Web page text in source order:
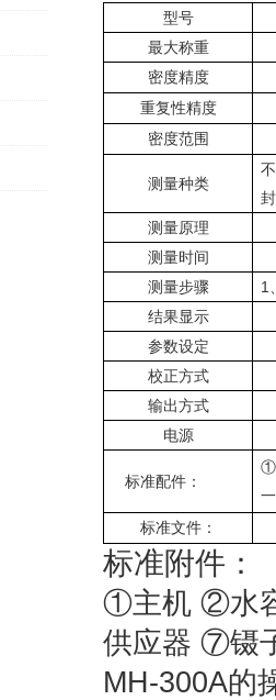
型号
最大称重
密度精度
重复性精度
密度范围
测量种类
测量原理
测量时间
测量步骤
1
结果显示
参数设定
校正方式
输出方式
电源
标准配件：
①
标准文件：
标准附件：
①主机 ②水
供应器 ⑦镊
MH-300A的